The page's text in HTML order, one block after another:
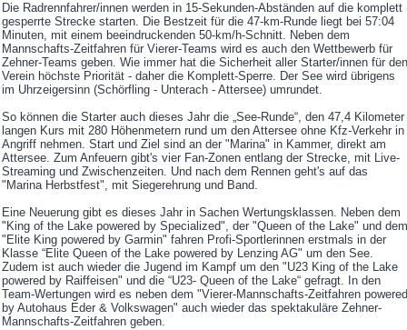
Die Radrennfahrer/innen werden in 15-Sekunden-Abständen auf die komplett
gesperrte Strecke starten. Die Bestzeit für die 47-km-Runde liegt bei 57:04
Minuten, mit einem beeindruckenden 50-km/h-Schnitt. Neben dem
Mannschafts-Zeitfahren für Vierer-Teams wird es auch den Wettbewerb für
Zehner-Teams geben. Wie immer hat die Sicherheit aller Starter/innen für den
Verein höchste Priorität - daher die Komplett-Sperre. Der See wird übrigens
im Uhrzeigersinn (Schörfling - Unterach - Attersee) umrundet.
So können die Starter auch dieses Jahr die „See-Runde“, den 47,4 Kilometer
langen Kurs mit 280 Höhenmetern rund um den Attersee ohne Kfz-Verkehr in
Angriff nehmen. Start und Ziel sind an der "Marina" in Kammer, direkt am
Attersee. Zum Anfeuern gibt's vier Fan-Zonen entlang der Strecke, mit Live-
Streaming und Zwischenzeiten. Und nach dem Rennen geht's auf das
"Marina Herbstfest", mit Siegerehrung und Band.
Eine Neuerung gibt es dieses Jahr in Sachen Wertungsklassen. Neben dem
"King of the Lake powered by Specialized", der "Queen of the Lake" und dem
"Elite King powered by Garmin" fahren Profi-Sportlerinnen erstmals in der
Klasse “Elite Queen of the Lake powered by Lenzing AG" um den See.
Zudem ist auch wieder die Jugend im Kampf um den "U23 King of the Lake
powered by Raiffeisen" und die “U23- Queen of the Lake“ gefragt. In den
Team-Wertungen wird es neben dem "Vierer-Mannschafts-Zeitfahren powered
by Autohaus Eder & Volkswagen" auch wieder das spektakuläre Zehner-
Mannschafts-Zeitfahren geben.